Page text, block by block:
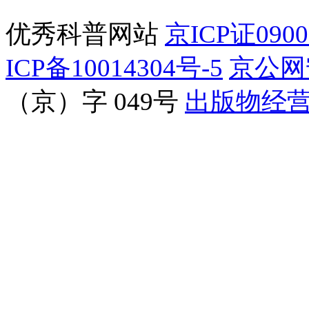
优秀科普网站 京ICP证
ICP备10014304号-5 京公
（京）字 049号 出版物经